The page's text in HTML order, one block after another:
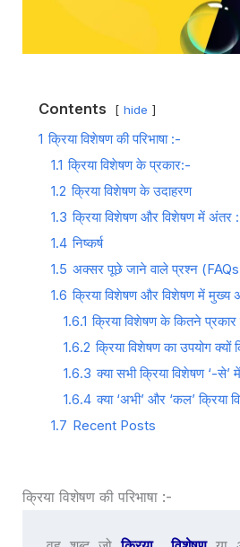
Contents hide
1 क्रिया विशेषण की परिभाषा :-
1.1 क्रिया विशेषण के प्रकार:-
1.2 क्रिया विशेषण के उदाहरण
1.3 क्रिया विशेषण और विशेषण में अंतर
1.4 निष्कर्ष
1.5 अक्सर पूछे जाने वाले प्रश्न
1.6 क्रिया विशेषण और विशेषण में मुख्य
1.6.1 क्रिया विशेषण के कितने प्रकार
1.6.2 क्रिया विशेषण का उपयोग क्यों
1.6.3 क्या सभी क्रिया विशेषण ‘-से’
1.6.4 क्या ‘अभी’ और ‘कल’ क्रिया
1.7 Recent Posts
क्रिया विशेषण की परिभाषा :-